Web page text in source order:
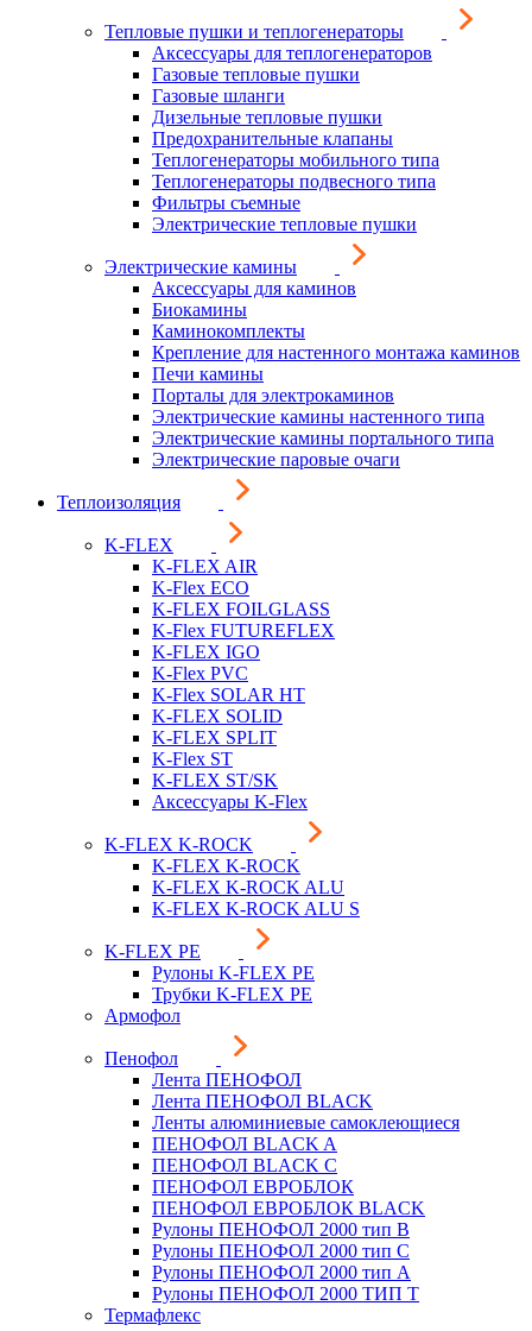
Тепловые пушки и теплогенераторы
Аксессуары для теплогенераторов
Газовые тепловые пушки
Газовые шланги
Дизельные тепловые пушки
Предохранительные клапаны
Теплогенераторы мобильного типа
Теплогенераторы подвесного типа
Фильтры съемные
Электрические тепловые пушки
Электрические камины
Аксессуары для каминов
Биокамины
Каминокомплекты
Крепление для настенного монтажа каминов
Печи камины
Порталы для электрокаминов
Электрические камины настенного типа
Электрические камины портального типа
Электрические паровые очаги
Теплоизоляция
K-FLEX
K-FLEX AIR
K-Flex ECO
K-FLEX FOILGLASS
K-Flex FUTUREFLEX
K-FLEX IGO
K-Flex PVC
K-Flex SOLAR HT
K-FLEX SOLID
K-FLEX SPLIT
K-Flex ST
K-FLEX ST/SK
Аксессуары K-Flex
K-FLEX K-ROCK
K-FLEX K-ROCK
K-FLEX K-ROCK ALU
K-FLEX K-ROCK ALU S
K-FLEX PE
Рулоны K-FLEX PE
Трубки K-FLEX PE
Армофол
Пенофол
Лента ПЕНОФОЛ
Лента ПЕНОФОЛ BLACK
Ленты алюминиевые самоклеющиеся
ПЕНОФОЛ BLACK A
ПЕНОФОЛ BLACK С
ПЕНОФОЛ ЕВРОБЛОК
ПЕНОФОЛ ЕВРОБЛОК BLACK
Рулоны ПЕНОФОЛ 2000 тип B
Рулоны ПЕНОФОЛ 2000 тип C
Рулоны ПЕНОФОЛ 2000 тип А
Рулоны ПЕНОФОЛ 2000 ТИП Т
Термафлекс